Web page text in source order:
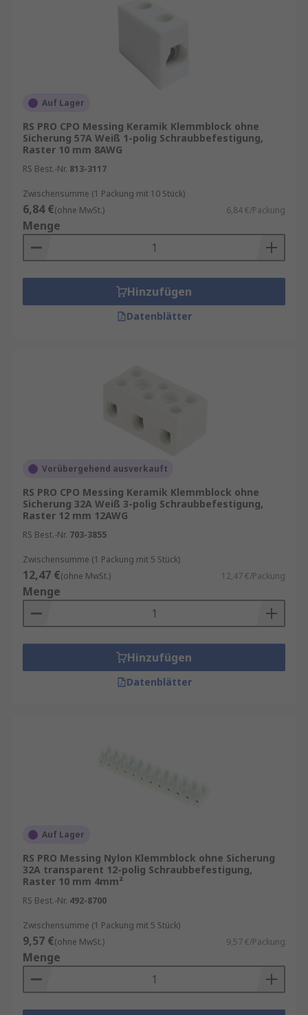
Auf Lager
RS PRO CPO Messing Keramik Klemmblock ohne
Sicherung 57A Weiß 1-polig Schraubbefestigung,
Raster 10 mm 8AWG
RS Best.-Nr. 813-3117
Zwischensumme (1 Packung mit 10 Stück)
6,84 €(ohne MwSt.) 6,84 €/Packung
Menge
Hinzufügen
Datenblätter
Vorübergehend ausverkauft
RS PRO CPO Messing Keramik Klemmblock ohne
Sicherung 32A Weiß 3-polig Schraubbefestigung,
Raster 12 mm 12AWG
RS Best.-Nr. 703-3855
Zwischensumme (1 Packung mit 5 Stück)
12,47 €(ohne MwSt.) 12,47 €/Packung
Menge
Hinzufügen
Datenblätter
Auf Lager
RS PRO Messing Nylon Klemmblock ohne Sicherung
32A transparent 12-polig Schraubbefestigung,
Raster 10 mm 4mm²
RS Best.-Nr. 492-8700
Zwischensumme (1 Packung mit 5 Stück)
9,57 €(ohne MwSt.) 9,57 €/Packung
Menge